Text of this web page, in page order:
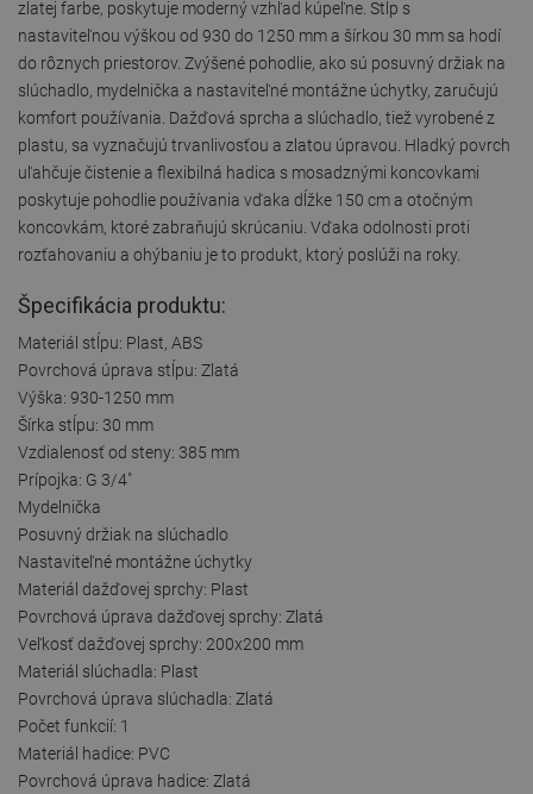
zlatej farbe, poskytuje moderný vzhľad kúpeľne. Stĺp s
nastaviteľnou výškou od 930 do 1250 mm a šírkou 30 mm sa hodí
do rôznych priestorov. Zvýšené pohodlie, ako sú posuvný držiak na
slúchadlo, mydelnička a nastaviteľné montážne úchytky, zaručujú
komfort používania. Dažďová sprcha a slúchadlo, tiež vyrobené z
plastu, sa vyznačujú trvanlivosťou a zlatou úpravou. Hladký povrch
uľahčuje čistenie a flexibilná hadica s mosadznými koncovkami
poskytuje pohodlie používania vďaka dĺžke 150 cm a otočným
koncovkám, ktoré zabraňujú skrúcaniu. Vďaka odolnosti proti
rozťahovaniu a ohýbaniu je to produkt, ktorý poslúži na roky.
Špecifikácia produktu:
Materiál stĺpu: Plast, ABS
Povrchová úprava stĺpu: Zlatá
Výška: 930-1250 mm
Šírka stĺpu: 30 mm
Vzdialenosť od steny: 385 mm
Prípojka: G 3/4"
Mydelnička
Posuvný držiak na slúchadlo
Nastaviteľné montážne úchytky
Materiál dažďovej sprchy: Plast
Povrchová úprava dažďovej sprchy: Zlatá
Veľkosť dažďovej sprchy: 200x200 mm
Materiál slúchadla: Plast
Povrchová úprava slúchadla: Zlatá
Počet funkcií: 1
Materiál hadice: PVC
Povrchová úprava hadice: Zlatá